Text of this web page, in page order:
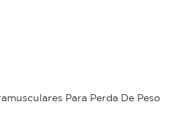
Para Perda De Peso